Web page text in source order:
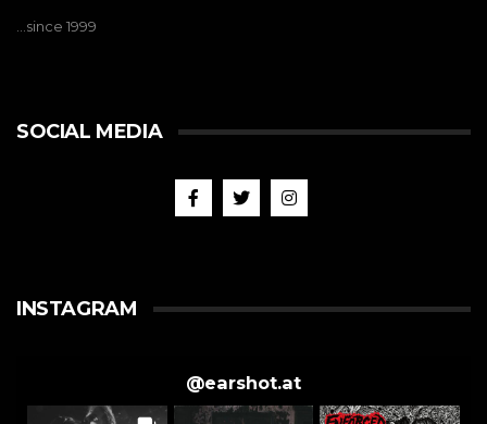
…since 1999
SOCIAL MEDIA
INSTAGRAM
@earshot.at